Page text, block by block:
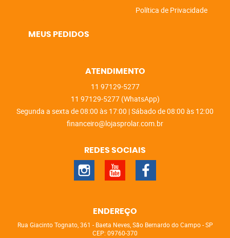
Política de Privacidade
MEUS PEDIDOS
ATENDIMENTO
11 97129-5277
11 97129-5277 (WhatsApp)
Segunda a sexta de 08:00 às 17:00 | Sábado de 08:00 às 12:00
financeiro@lojasprolar.com.br
REDES SOCIAIS
ENDEREÇO
Rua Giacinto Tognato, 361 - Baeta Neves, São Bernardo do Campo-SP
CEP: 09760-370